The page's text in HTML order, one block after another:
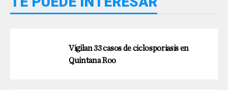
Vigilan 33 casos de ciclosporiasis en
Quintana Roo